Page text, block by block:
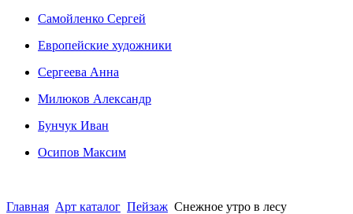
Сaмoйленко Сергей
Европейские художники
Сергеева Анна
Милюков Александр
Бунчук Иван
Осипoв Максим
Главная Арт каталог Пейзаж Снежное утро в лесу